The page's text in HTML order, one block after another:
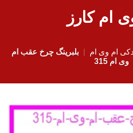
ام کارز
ام وی ام
بلبرینگ چرخ عقب ام
وی ام 315